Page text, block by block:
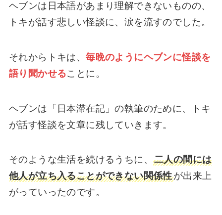
ヘブンは日本語があまり理解できないものの、
トキが話す悲しい怪談に、涙を流すのでした。
それからトキは、毎晩のようにヘブンに怪談を
語り聞かせることに。
ヘブンは「日本滞在記」の執筆のために、トキ
が話す怪談を文章に残していきます。
そのような生活を続けるうちに、 二人の間には
他人が立ち入ることができない関係性が出来上
がっていったのです。